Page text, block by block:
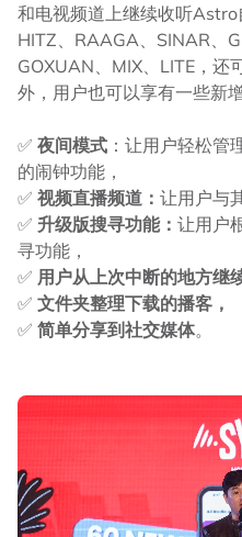
和电视频道上继续收听Astro
HITZ、RAAGA、SINAR、
GOXUAN、MIX、LITE，还
外，用户也可以享有一些新
✅ 夜间模式 ：让用户轻松管
的闹钟功能，
✅ 视频直播频道： 让用户与
✅ 升级版搜寻功能： 让用户
寻功能，
✅ 用户从上次中断的地方继
✅ 文件夹整理下载的播客，
✅ 简单分享到社交媒体。